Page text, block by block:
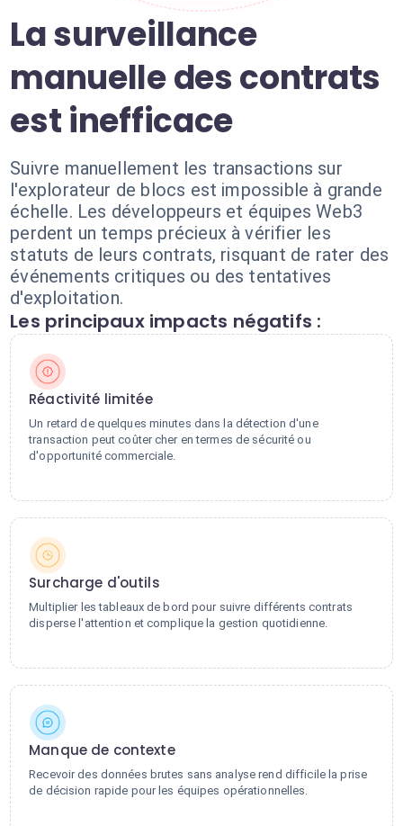
La surveillance
manuelle des contrats
est inefficace
Suivre manuellement les transactions sur
l'explorateur de blocs est impossible à grande
échelle. Les développeurs et équipes Web3
perdent un temps précieux à vérifier les
statuts de leurs contrats, risquant de rater des
événements critiques ou des tentatives
d'exploitation.
Les principaux impacts négatifs :
Réactivité limitée
Un retard de quelques minutes dans la détection d'une
transaction peut coûter cher en termes de sécurité ou
d'opportunité commerciale.
Surcharge d'outils
Multiplier les tableaux de bord pour suivre différents contrats
disperse l'attention et complique la gestion quotidienne.
Manque de contexte
Recevoir des données brutes sans analyse rend difficile la prise
de décision rapide pour les équipes opérationnelles.